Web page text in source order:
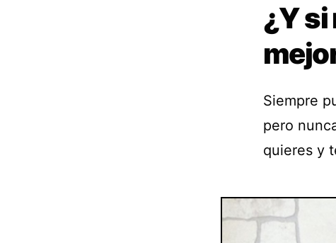
¿Y si
Siempre
pero
quieres y